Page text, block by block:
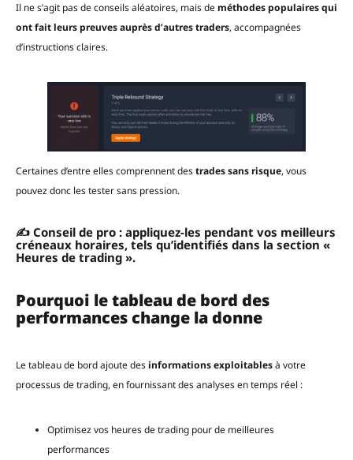
Il ne s’agit pas de conseils aléatoires, mais deméthodes populaires qui
ont fait leurs preuves auprès d’autres traders, accompagnées
d’instructions claires.
Certaines d’entre elles comprennent destrades sans risque, vous
pouvez donc les tester sans pression.
✍️ Conseil de pro : appliquez-les pendant vos meilleurs
créneaux horaires, tels qu’identifiés dans la section «
Heures de trading ».
Pourquoi le tableau de bord des
performances change la donne
Le tableau de bord ajoute desinformations exploitablesà votre
processus de trading, en fournissant des analyses en temps réel :
Optimisez vos heures de trading pour de meilleures
performances